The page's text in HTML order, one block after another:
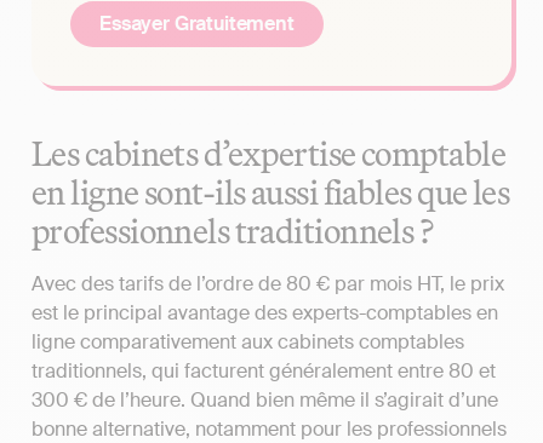
Essayer Gratuitement
Les cabinets d’expertise comptable
en ligne sont-ils aussi fiables que les
professionnels traditionnels ?
Avec des tarifs de l’ordre de 80 € par mois HT, le prix
est le principal avantage des experts-comptables en
ligne comparativement aux cabinets comptables
traditionnels, qui facturent généralement entre 80 et
300 € de l’heure. Quand bien même il s’agirait d’une
bonne alternative, notamment pour les professionnels